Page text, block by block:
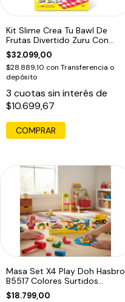
Kit Slime Crea Tu Bawl De
Frutas Divertido Zuru Con
Embalaje Adicional
$32.099,00
$28.889,10 con Transferencia o
depósito
3 cuotas sin interés de
$10.699,67
Masa Set X4 Play Doh Hasbro
B5517 Colores Surtidos
Educando
$18.799,00